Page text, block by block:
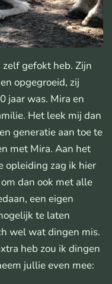
gefokt heb. Zijn
opgegroeid, zij
jaar was. Mira en
Het leek mij dan
generatie aan toe te
met Mira. Aan het
opleiding zag ik hier
dan ook met alle
een eigen
te laten
wel wat dingen mis.
heb zou ik dingen
jullie even mee: